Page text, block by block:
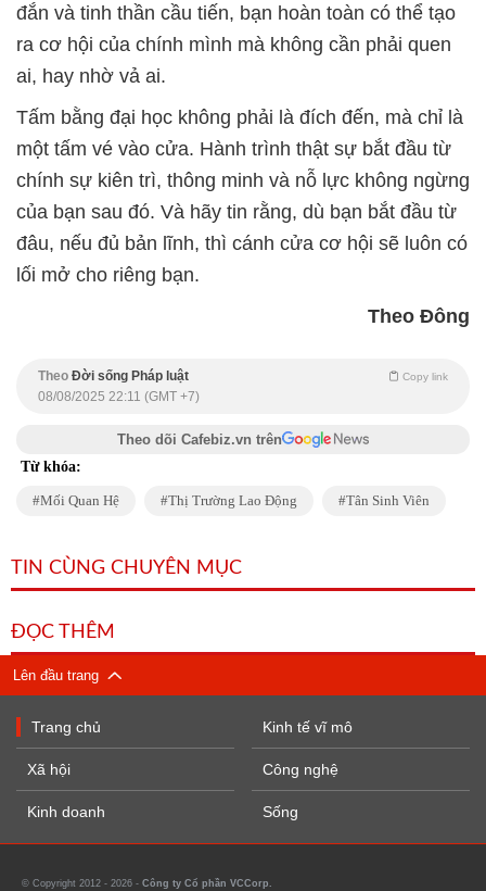
đắn và tinh thần cầu tiến, bạn hoàn toàn có thể tạo
ra cơ hội của chính mình mà không cần phải quen
ai, hay nhờ vả ai.
Tấm bằng đại học không phải là đích đến, mà chỉ là
một tấm vé vào cửa. Hành trình thật sự bắt đầu từ
chính sự kiên trì, thông minh và nỗ lực không ngừng
của bạn sau đó. Và hãy tin rằng, dù bạn bắt đầu từ
đâu, nếu đủ bản lĩnh, thì cánh cửa cơ hội sẽ luôn có
lối mở cho riêng bạn.
Theo Đông
Theo Đời sống Pháp luật Copy link
08/08/2025 22:11 (GMT +7)
Theo dõi Cafebiz.vn trên
Từ khóa:
Mối Quan Hệ Thị Trường Lao Động Tân Sinh Viên
TIN CÙNG CHUYÊN MỤC
ĐỌC THÊM
Lên đầu trang
Trang chủ
Xã hội
Kinh doanh
Kinh tế vĩ mô
Công nghệ
Sống
© Copyright 2012 - 2026 - Công ty Cổ phần VCCorp.